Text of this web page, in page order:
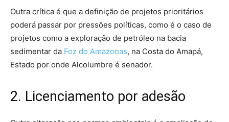
Outra crítica é que a definição de projetos prioritários
poderá passar por pressões políticas, como é o caso de
projetos como a exploração de petróleo na bacia
sedimentar da Foz do Amazonas, na Costa do Amapá,
Estado por onde Alcolumbre é senador.
2. Licenciamento por adesão